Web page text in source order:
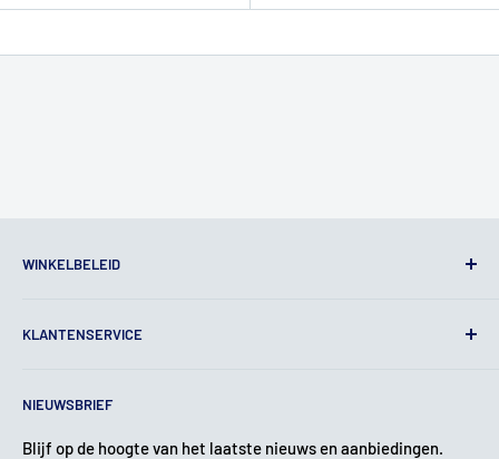
WINKELBELEID
Juridische kennisgeving
Verzendbeleid
Terugbetalingsbeleid
NIEUWSBRIEF
Blijf op de hoogte van het laatste nieuws en aanbiedingen.
KLANTENSERVICE
Over ons
Garantie & Klachten